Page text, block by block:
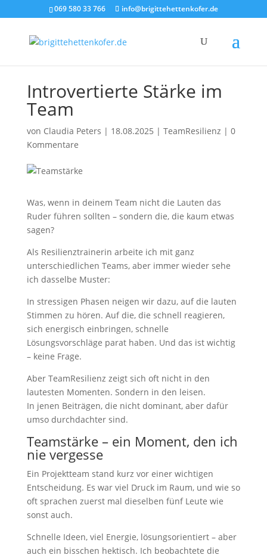
069 580 33 766 info@brigittehettenkofer.de
Introvertierte Stärke im
Team
von Claudia Peters | 18.08.2025 | TeamResilienz | 0
Kommentare
Was, wenn in deinem Team nicht die Lauten das
Ruder führen sollten – sondern die, die kaum etwas
sagen?
Als Resilienztrainerin arbeite ich mit ganz
unterschiedlichen Teams, aber immer wieder sehe
ich dasselbe Muster:
In stressigen Phasen neigen wir dazu, auf die lauten
Stimmen zu hören. Auf die, die schnell reagieren,
sich energisch einbringen, schnelle
Lösungsvorschläge parat haben. Und das ist wichtig
– keine Frage.
Aber TeamResilienz zeigt sich oft nicht in den
lautesten Momenten. Sondern in den leisen.
In jenen Beiträgen, die nicht dominant, aber dafür
umso durchdachter sind.
Teamstärke – ein Moment, den ich
nie vergesse
Ein Projektteam stand kurz vor einer wichtigen
Entscheidung. Es war viel Druck im Raum, und wie so
oft sprachen zuerst mal dieselben fünf Leute wie
sonst auch.
Schnelle Ideen, viel Energie, lösungsorientiert – aber
auch ein bisschen hektisch. Ich beobachtete die